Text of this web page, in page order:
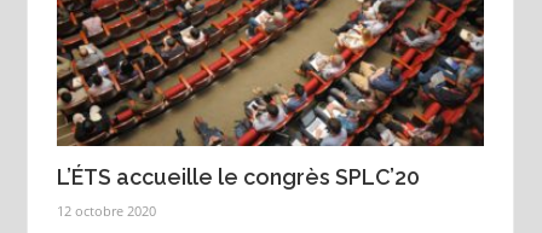
L’ÉTS accueille le congrès SPLC’20
12 octobre 2020